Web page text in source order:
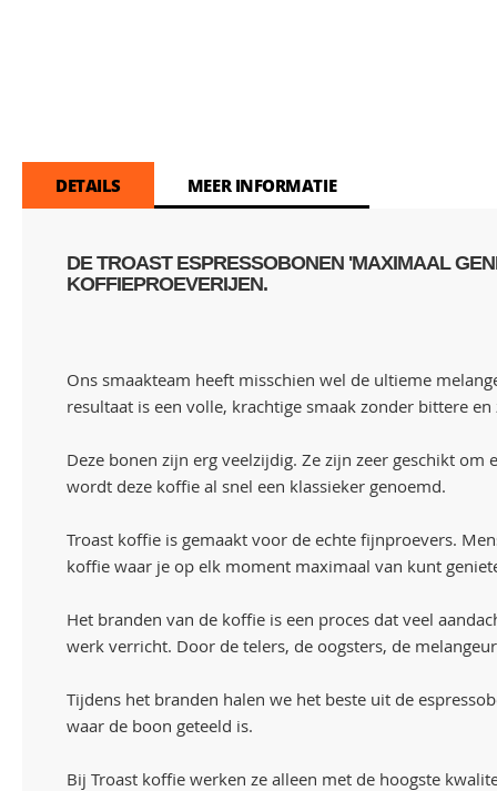
DETAILS
DE TROAST ESPRESSOBONEN 'MAXIMAAL
KOFFIEPROEVERIJEN.
Ons smaakteam heeft misschien wel de ultieme
resultaat is een volle, krachtige smaak zonder bittere en
Deze bonen zijn erg veelzijdig. Ze zijn zeer geschikt
wordt deze koffie al snel een klassieker genoemd.
Troast koffie is gemaakt voor de echte fijnproevers.
koffie waar je op elk moment maximaal van kunt
Het branden van de koffie is een proces dat veel
werk verricht. Door de telers, de oogsters, de
Tijdens het branden halen we het beste uit de
waar de boon geteeld is.
Bij Troast koffie werken ze alleen met de hoogste
MEER INFORMATIE